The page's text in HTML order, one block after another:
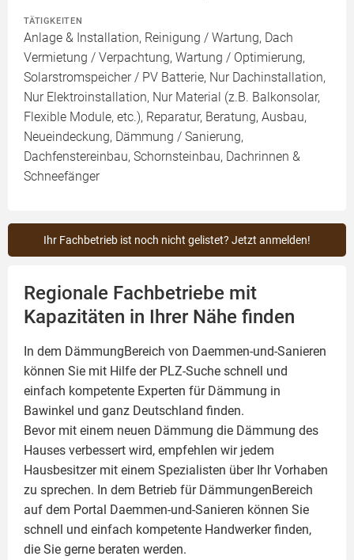
TÄTIGKEITEN
Anlage & Installation, Reinigung / Wartung, Dach
Vermietung / Verpachtung, Wartung / Optimierung,
Solarstromspeicher / PV Batterie, Nur Dachinstallation,
Nur Elektroinstallation, Nur Material (z.B. Balkonsolar,
Flexible Module, etc.), Reparatur, Beratung, Ausbau,
Neueindeckung, Dämmung / Sanierung,
Dachfenstereinbau, Schornsteinbau, Dachrinnen &
Schneefänger
Ihr Fachbetrieb ist noch nicht gelistet? Jetzt anmelden!
Regionale Fachbetriebe mit
Kapazitäten in Ihrer Nähe finden
In dem DämmungBereich von Daemmen-und-Sanieren
können Sie mit Hilfe der PLZ-Suche schnell und
einfach kompetente Experten für Dämmung in
Bawinkel und ganz Deutschland finden.
Bevor mit einem neuen Dämmung die Dämmung des
Hauses verbessert wird, empfehlen wir jedem
Hausbesitzer mit einem Spezialisten über Ihr Vorhaben
zu sprechen. In dem Betrieb für DämmungenBereich
auf dem Portal Daemmen-und-Sanieren können Sie
schnell und einfach kompetente Handwerker finden,
die Sie gerne beraten werden.